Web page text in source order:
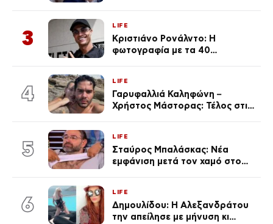
3
LIFE
Κριστιάνο Ρονάλντο: Η
φωτογραφία με τα 40
εκ. likes
4
LIFE
Γαρυφαλλιά Καληφώνη –
Χρήστος Μάστορας: Τέλος στις
5
LIFE
Σταύρος Μπαλάσκας: Νέα
εμφάνιση μετά τον χαμό στο
6
LIFE
Δημουλίδου: Η Αλεξανδράτου
την απείλησε με μήνυση κι